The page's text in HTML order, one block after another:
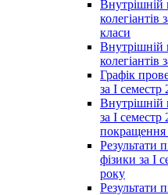
Внутрішній
колегіантів
класи
Внутрішній
Графік
за І
Внутрішній
за І
покращення
Результати
фізики за І
року
Результати